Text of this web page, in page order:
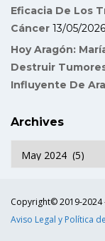
Eficacia De Los
Cáncer 13/05/2026
Hoy Aragón:
Destruir
Influyente De
Archives
Copyright© 2019-2024
Aviso Legal y Política